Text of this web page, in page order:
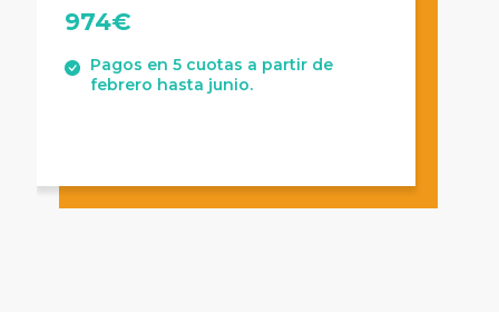
974€
Pagos en 5 cuotas a partir de
febrero hasta junio.